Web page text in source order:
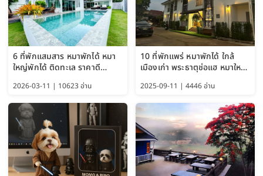
6 ที่พักแสมสาร หมาพักได้ หมา
ใหญ่พักได้ ติดทะเล ราคาดี
2026-03-11 | 10623 อ่าน
10 ที่พักแพร่ หมาพักได้ ใกล้
เมืองเก่า พระธาตุช่อแฮ หมาใหญ่
2025-09-11 | 4446 อ่าน